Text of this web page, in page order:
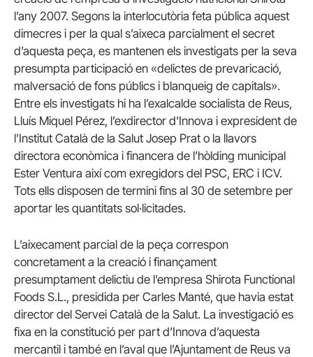
l’any 2007. Segons la interlocutòria feta pública aquest
dimecres i per la qual s’aixeca parcialment el secret
d’aquesta peça, es mantenen els investigats per la seva
presumpta participació en «delictes de prevaricació,
malversació de fons públics i blanqueig de capitals».
Entre els investigats hi ha l’exalcalde socialista de Reus,
Lluís Miquel Pérez, l’exdirector d’Innova i expresident de
l’Institut Català de la Salut Josep Prat o la llavors
directora econòmica i financera de l’hòlding municipal
Ester Ventura així com exregidors del PSC, ERC i ICV.
Tots ells disposen de termini fins al 30 de setembre per
aportar les quantitats sol·licitades.
L’aixecament parcial de la peça correspon
concretament a la creació i finançament
presumptament delictiu de l’empresa Shirota Functional
Foods S.L., presidida per Carles Manté, que havia estat
director del Servei Català de la Salut. La investigació es
fixa en la constitució per part d’Innova d’aquesta
mercantil i també en l’aval que l’Ajuntament de Reus va